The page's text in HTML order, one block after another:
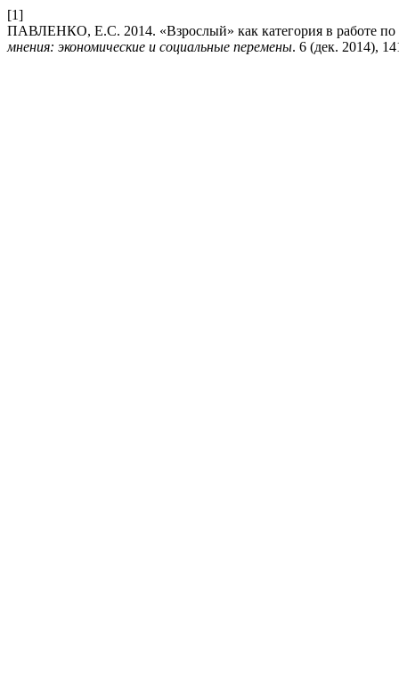
[1]
ПАВЛЕНКО, Е.С. 2014. «Взрослый» как категория в работе
мнения: экономические и социальные перемены. 6 (дек. 2014),